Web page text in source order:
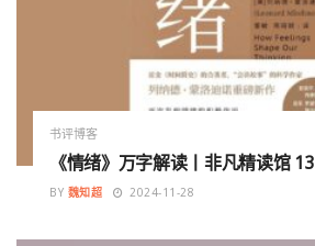
书评博客
《情绪》万字解读丨非凡精读馆 13
BY 魏知超 2024-11-28